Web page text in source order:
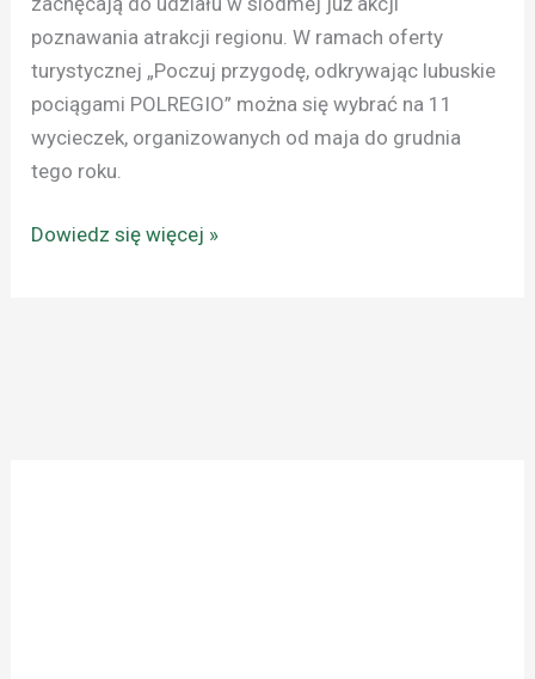
poznawania atrakcji regionu. W ramach oferty
turystycznej „Poczuj przygodę, odkrywając lubuskie
pociągami POLREGIO” można się wybrać na 11
wycieczek, organizowanych od maja do grudnia
tego roku.
Dowiedz się więcej »